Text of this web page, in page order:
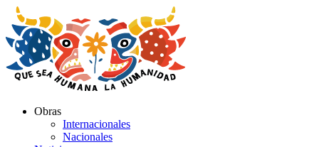
al
contenido
Obras
Internacionales
Nacionales